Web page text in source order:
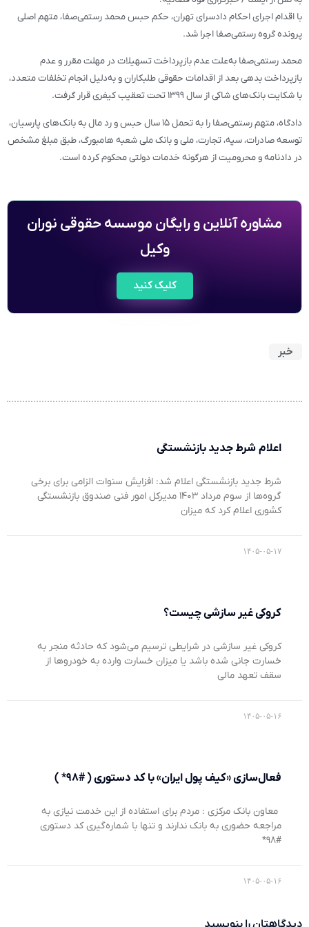
با اقدام اجرای احکام دادسرای تهران، حکم حبس محمد رستمی‌صفا، متهم اصلی
پرونده گروه رستمی‌صفا اجرا شد.
محمد رستمی‌صفا به‌علت عدم بازپرداخت تسهیلات در مهلت مقرر و عدم
بازپرداخت بدهی بعد از اقدامات حقوقی طلبکاران و به‌دلیل انجام تخلفات متعدد،
با شکایت بانک‌های شاکی از سال ۱۳۹۹ تحت تعقیب کیفری قرار گرفت.
دادگاه، متهم رستمی‌صفا را به تحمل ۱۵ سال حبس و رد مال به بانک‌های پارسیان،
توسعه صادرات، سپه، تجارت، ملی و بانک ملی شعبه هامبورگ، طبق مبلغ مشخص
در دادنامه و محرومیت از هرگونه خدمات دولتی محکوم کرده است.
مشاوره آنلاین و رایگان موسسه حقوقی نوران
وکیل
کلیک کنید
خبر
اعلام شرط جدید بازنشستگی
شرط جدید بازنشستگی اعلام شد: افزایش سنوات الزامی برای برخی
گروه‌ها از سوم مرداد ۱۴۰۳ مدیرکل امور فنی صندوق بازنشستگی
کشوری اعلام کرد که میزان
۱۴۰۵-۰۵-۱۷
کروکی غیر سازشی چیست؟
کروکی غیر سازشی در شرایطی ترسیم می‌شود که حادثه منجر به
خسارت جانی شده باشد یا میزان خسارت وارده به خودروها از
سقف تعهد مالی
۱۴۰۵-۰۵-۱۶
فعال‌سازی «کیف پول ایران» با کد دستوری ( #۹۸* )
معاون بانک مرکزی : مردم برای استفاده از این خدمت نیازی به
مراجعه حضوری به بانک ندارند و تنها با شماره‌گیری کد دستوری
#۹۸*
۱۴۰۵-۰۵-۱۶
دیدگاهتان را بنویسید